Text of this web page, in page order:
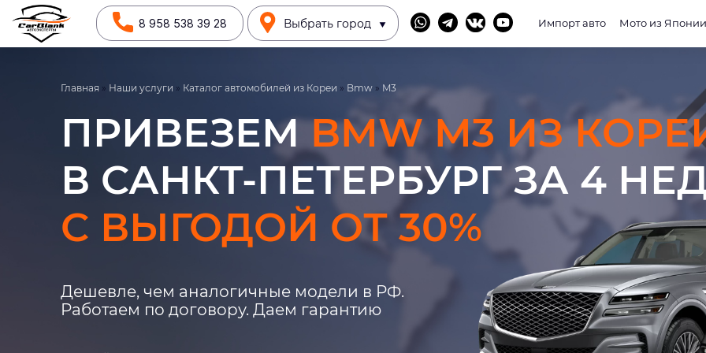
8 958 538 39 28 Выбрать город Импорт авто Мото из Японии
Главная » Наши услуги » Каталог автомобилей из Кореи » Bmw » M3
ПРИВЕЗЕМBMW M3 ИЗ
В САНКТ-ПЕТЕРБУРГ ЗА 4
С ВЫГОДОЙ ОТ 30%
Дешевле, чем аналогичные модели в РФ.
Работаем по договору. Даем гарантию